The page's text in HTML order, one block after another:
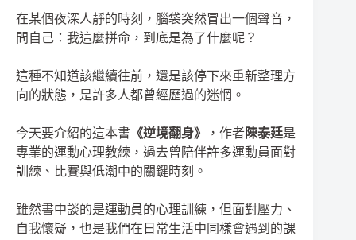
在某個夜深人靜的時刻，腦袋突然冒出一個聲音，
問自己：我這麼拼命，到底是為了什麼呢？
這種不知道該繼續往前，還是該停下來重新整理方
向的狀態，是許多人都曾經歷過的迷惘。
今天要介紹的這本書 《逆境翻身》 ，作者陳泰廷是
專業的運動心理教練，過去曾陪伴許多運動員面對
訓練、比賽與低潮中的關鍵時刻。
雖然書中談的是運動員的心理訓練，但面對壓力、
自我懷疑，也是我們在日常生活中同樣會遇到的課